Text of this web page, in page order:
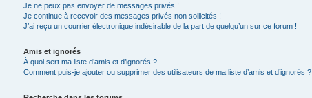
Je ne peux pas envoyer de messages privés !
Je continue à recevoir des messages privés non sollicités !
J’ai reçu un courrier électronique indésirable de la part de quelqu’un sur ce forum !
Amis et ignorés
À quoi sert ma liste d’amis et d’ignorés ?
Comment puis-je ajouter ou supprimer des utilisateurs de ma liste d’amis et d’ignorés ?